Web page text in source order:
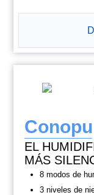
Conopu
EL
MÁS
8 modos de
3 niveles de